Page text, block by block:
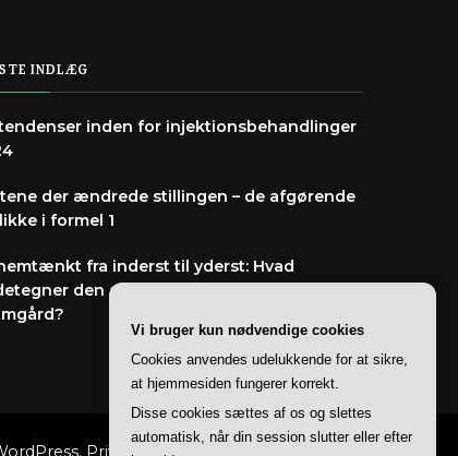
INDLÆG
inden for injektionsbehandlinger
der ændrede stillingen – de afgørende
i formel 1
fra inderst til yderst: Hvad
den arkitekttegnede villa med
. Privatlivspolitik
Vi bruger kun nødvendige cookies
Cookies anvendes udelukkende for at sikre,
at hjemmesiden fungerer korrekt.
Disse cookies sættes af os og slettes
automatisk, når din session slutter eller efter